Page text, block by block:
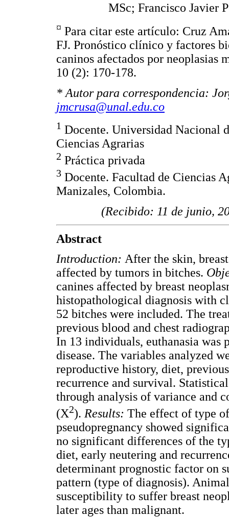
MSc; Francisco Javier
¤ Para citar este artículo: Cruz
FJ. Pronóstico clínico y factores
caninos afectados por neoplasias
10 (2): 170-178.
* Autor para correspondencia:
jmcrusa@unal.edu.co
1 Docente. Universidad Nacional
Ciencias Agrarias
2 Práctica privada
3 Docente. Facultad de Ciencias
Manizales, Colombia.
(Recibido: 11 de junio,
Abstract
Introduction: After the skin,
affected by tumors in bitches.
canines affected by breast
histopathological diagnosis with
52 bitches were included. The
previous blood and chest
In 13 individuals, euthanasia was
disease. The variables analyzed
reproductive history, diet,
recurrence and survival.
through analysis of variance and
(Χ2). Results: The effect of type
pseudopregnancy showed
no significant differences of the
diet, early neutering and
determinant prognostic factor on
pattern (type of diagnosis).
susceptibility to suffer breast
later ages than malignant.